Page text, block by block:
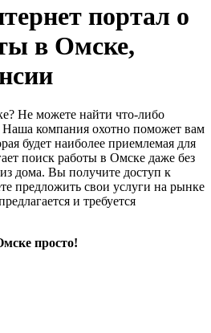
портал о
в Омске,
Не можете найти что-либо
Наша компания охотно поможет вам
будет наиболее приемлемая для
поиск работы в Омске даже без
дома. Вы получите доступ к
предложить свои услуги на рынке
и требуется
просто!